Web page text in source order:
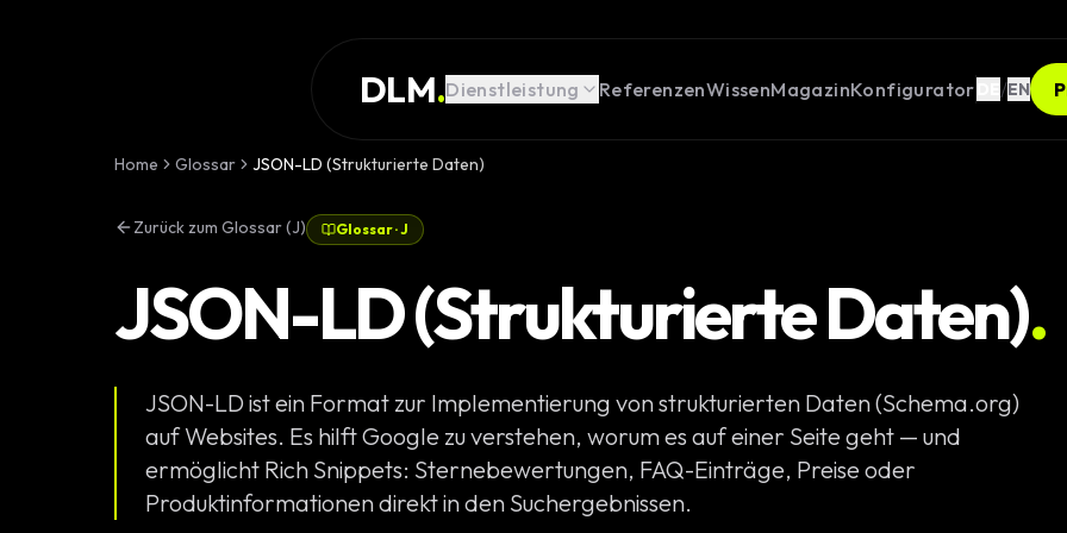
DLM.Dienstleistung ReferenzenWissenMagazinKonfigurator /EN
DIENSTLEISTUNG
REFERENZEN
WISSEN
GLOSSAR
MAGAZIN
KONFIGURATOR
RECHNER
PROJEKT
STARTEN
AI Development
Premium Webseiten
Komplexe Weblösungen
Individueller Rechner /
Home Glossar JSON-LD (Strukturierte Daten)
Zurück zum Glossar (J) Glossar·J
JSON-LD (Strukturierte Daten).
JSON-LD ist ein Format zur Implementierung von strukturierten Daten (Schema.org)
auf Websites. Es hilft Google zu verstehen, worum es auf einer Seite geht — und
ermöglicht Rich Snippets: Sternebewertungen, FAQ-Einträge, Preise oder
Produktinformationen direkt in den Suchergebnissen.